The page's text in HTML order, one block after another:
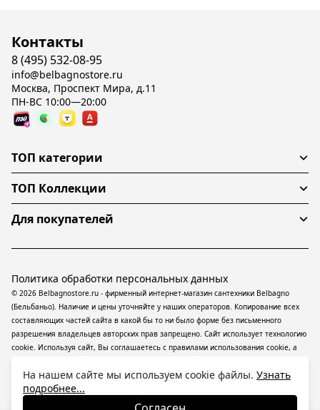
Контакты
8 (495) 532-08-95
info@belbagnostore.ru
Москва, Проспект Мира, д.11
ПН-ВС 10:00—20:00
ТОП категории
ТОП Коллекции
Для покупателей
© 2026 Belbagnostore.ru - фирменный интернет-магазин сантехники Belbagno
(Бельбаньо). Наличие и цены уточняйте у наших операторов. Копирование всех
составляющих частей сайта в какой бы то ни было форме без письменного
разрешения владельцев авторских прав запрещено. Сайт использует технологию
cookie. Используя сайт, Вы соглашаетесь с правилами использования cookie, а
ресурсе применяютсярекомендательные технологии(информационные
технологии предоставления информации на основе сбора, систематизации и
анализа сведений, относящихся к предпочтениям пользователей сети
Политика обработки персональных данных
На нашем сайте мы используем cookie файлы. Узнать
подробнее...